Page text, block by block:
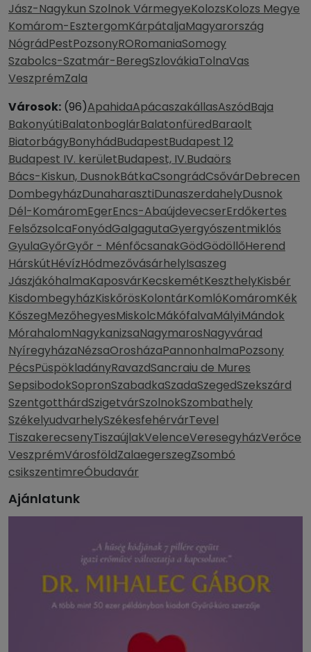
Jász-Nagykun Szolnok VármegyeKolozsKolozs Megye
Komárom-EsztergomKárpátaljaMagyarország
NógrádPestPozsonyRORomaniaSomogy
Szabolcs-Szatmár-BeregSzlovákiaTolnaVas
VeszprémZala
Városok: (96)ApahidaApácaszakállasAszódBaja
BakonyútiBalatonboglárBalatonfüredBaraolt
BiatorbágyBonyhádBudapestBudapest 12
Budapest IV. kerületBudapest, IV.Budaörs
Bács-Kiskun, DusnokBátkaCsongrádCsővárDebrecen
DombegyházDunaharasztiDunaszerdahelyDusnok
Dél-KomáromEgerEncs-AbaújdevecserErdőkertes
FelsőzsolcaFonyódGalgagutaGyergyószentmiklós
GyulaGyőrGyőr - MénfőcsanakGödGödöllőHerend
HárskútHévízHódmezővásárhelyIsaszeg
JászjákóhalmaKaposvárKecskemétKeszthelyKisbér
KisdombegyházKiskőrösKolontárKomlóKomáromKék
KőszegMezőhegyesMiskolcMákófalvaMályiMándok
MórahalomNagykanizsaNagymarosNagyvárad
NyíregyházaNézsaOrosházaPannonhalmaPozsony
PécsPüspökladányRavazdSancraiu de Mures
SepsibodokSopronSzabadkaSzadaSzegedSzekszárd
SzentgotthárdSzigetvárSzolnokSzombathely
SzékelyudvarhelySzékesfehérvárTevel
TiszakerecsenyTiszaújlakVelenceVeresegyházVerőce
VeszprémVárosföldZalaegerszegZsombó
csikszentimreÓbudavár
Ajánlatunk